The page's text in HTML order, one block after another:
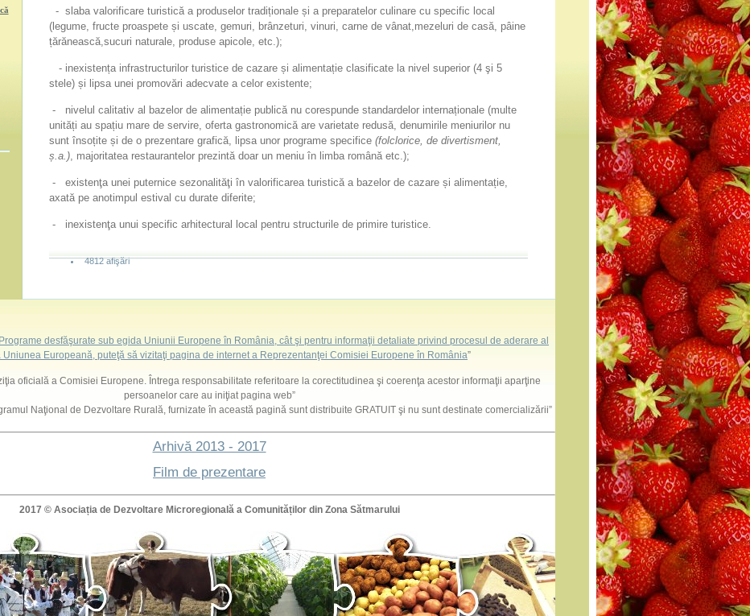
­ - slaba valorificare turistică a produselor tradiționale și a preparatelor culinare cu specific local
(legume, fructe proaspete și uscate, gemuri, brânzeturi, vinuri, carne de vânat,mezeluri de casă, pâine
țărănească,sucuri naturale, produse apicole, etc.);
­ - inexistența infrastructurilor turistice de cazare și alimentație clasificate la nivel superior (4 şi 5
stele) și lipsa unei promovări adecvate a celor existente;
­ - nivelul calitativ al bazelor de alimentație publică nu corespunde standardelor internaționale (multe
unități au spațiu mare de servire, oferta gastronomică are varietate redusă, denumirile meniurilor nu
sunt însoțite și de o prezentare grafică, lipsa unor programe specifice(folclorice, de divertisment,
ș.a.), majoritatea restaurantelor prezintă doar un meniu în limba română etc.);
­ - existenţa unei puternice sezonalităţi în valorificarea turistică a bazelor de cazare și alimentație,
axată pe anotimpul estival cu durate diferite;
­ - inexistenţa unui specific arhitectural local pentru structurile de primire turistice.
4812 afişări
desfăşurate sub egida Uniunii Europene în România, cât şi pentru informaţii detaliate privind procesul de aderare al
Uniunea Europeană, puteţă să vizitaţi pagina de internet a Reprezentanţei Comisiei Europene în România”
oficială a Comisiei Europene. Întrega responsabilitate referitoare la corectitudinea şi coerenţa acestor informaţii aparţine
persoanelor care au iniţiat pagina web”
Naţional de Dezvoltare Rurală, furnizate în această pagină sunt distribuite GRATUIT şi nu sunt destinate comercializării”
Arhivă 2013 - 2017
Film de prezentare
2017 © Asociația de Dezvoltare Microregională a Comunităților din Zona Sătmarului